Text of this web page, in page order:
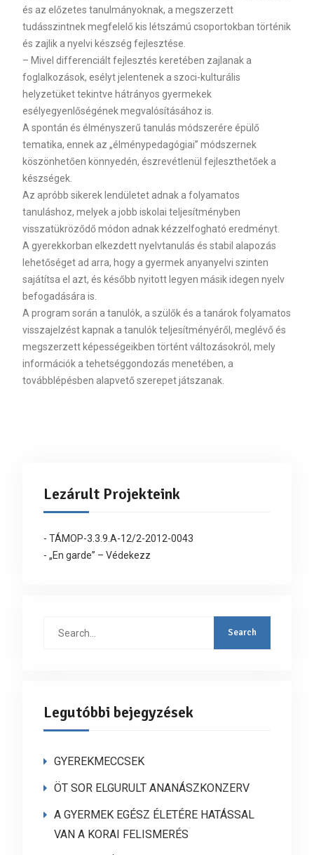
és az előzetes tanulmányoknak, a megszerzett
tudásszintnek megfelelő kis létszámú csoportokban történik
és zajlik a nyelvi készség fejlesztése.
– Mivel differenciált fejlesztés keretében zajlanak a
foglalkozások, esélyt jelentenek a szoci-kulturális
helyzetüket tekintve hátrányos gyermekek
esélyegyenlőségének megvalósításához is.
A spontán és élményszerű tanulás módszerére épülő
tematika, ennek az „élménypedagógiai” módszernek
köszönhetően könnyedén, észrevétlenül fejleszthetőek a
készségek.
Az apróbb sikerek lendületet adnak a folyamatos
tanuláshoz, melyek a jobb iskolai teljesítményben
visszatükröződő módon adnak kézzelfogható eredményt.
A gyerekkorban elkezdett nyelvtanulás és stabil alapozás
lehetőséget ad arra, hogy a gyermek anyanyelvi szinten
sajátítsa el azt, és később nyitott legyen másik idegen nyelv
befogadására is.
A program során a tanulók, a szülők és a tanárok folyamatos
visszajelzést kapnak a tanulók teljesítményéről, meglévő és
megszerzett képességeikben történt változásokról, mely
információk a tehetséggondozás menetében, a
továbblépésben alapvető szerepet játszanak.
Lezárult Projekteink
- TÁMOP-3.3.9.A-12/2-2012-0043
- „En garde” – Védekezz
Legutóbbi bejegyzések
GYEREKMECCSEK
ÖT SOR ELGURULT ANANÁSZKONZERV
A GYERMEK EGÉSZ ÉLETÉRE HATÁSSAL
VAN A KORAI FELISMERÉS